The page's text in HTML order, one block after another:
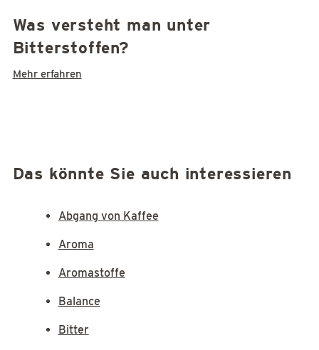
Was versteht man unter
Bitterstoffen?
Mehr erfahren
Das könnte Sie auch interessieren
Abgang von Kaffee
Aroma
Aromastoffe
Balance
Bitter